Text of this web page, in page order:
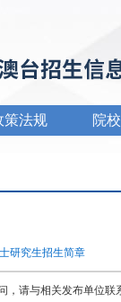
策法规 院
研究生招生简章
请与相关发布单位